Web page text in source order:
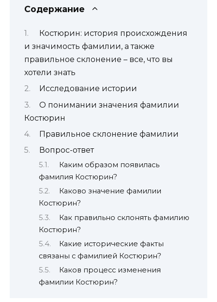
Содержание
Костюрин: история происхождения
и значимость фамилии, а также
правильное склонение – все, что вы
хотели знать
Исследование истории
О понимании значения фамилии
Костюрин
Правильное склонение фамилии
Вопрос-ответ
Каким образом появилась
фамилия Костюрин?
Каково значение фамилии
Костюрин?
Как правильно склонять фамилию
Костюрин?
Какие исторические факты
связаны с фамилией Костюрин?
Каков процесс изменения
фамилии Костюрин?